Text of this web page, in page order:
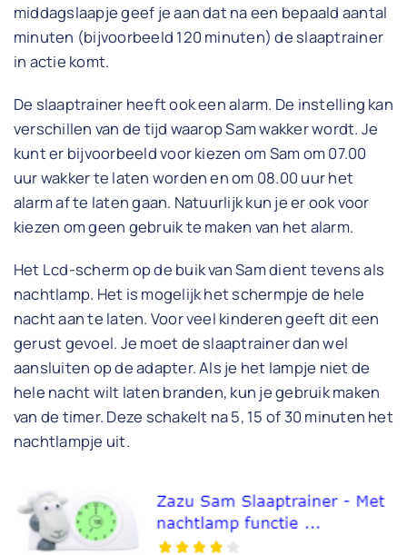
middagslaapje geef je aan dat na een bepaald aantal
minuten (bijvoorbeeld 120 minuten) de slaaptrainer
in actie komt.
De slaaptrainer heeft ook een alarm. De instelling kan
verschillen van de tijd waarop Sam wakker wordt. Je
kunt er bijvoorbeeld voor kiezen om Sam om 07.00
uur wakker te laten worden en om 08.00 uur het
alarm af te laten gaan. Natuurlijk kun je er ook voor
kiezen om geen gebruik te maken van het alarm.
Het Lcd-scherm op de buik van Sam dient tevens als
nachtlamp. Het is mogelijk het schermpje de hele
nacht aan te laten. Voor veel kinderen geeft dit een
gerust gevoel. Je moet de slaaptrainer dan wel
aansluiten op de adapter. Als je het lampje niet de
hele nacht wilt laten branden, kun je gebruik maken
van de timer. Deze schakelt na 5, 15 of 30 minuten het
nachtlampje uit.